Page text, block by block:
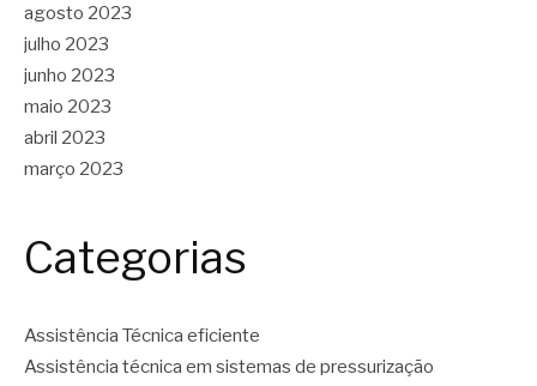
agosto 2023
julho 2023
junho 2023
maio 2023
abril 2023
março 2023
Categorias
Assistência Técnica eficiente
Assistência técnica em sistemas de pressurização